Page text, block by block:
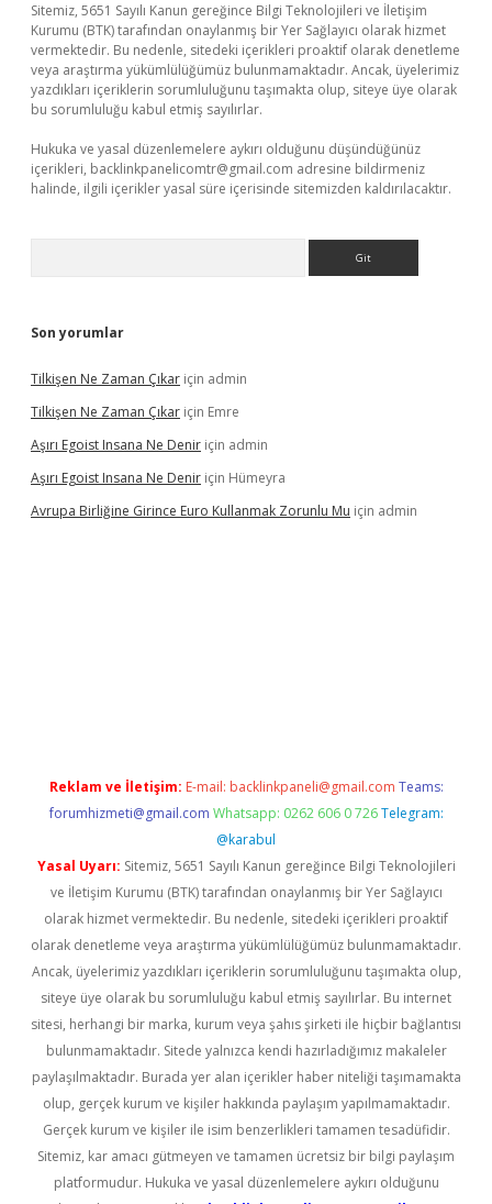
Sitemiz, 5651 Sayılı Kanun gereğince Bilgi Teknolojileri ve İletişim
Kurumu (BTK) tarafından onaylanmış bir Yer Sağlayıcı olarak hizmet
vermektedir. Bu nedenle, sitedeki içerikleri proaktif olarak denetleme
veya araştırma yükümlülüğümüz bulunmamaktadır. Ancak, üyelerimiz
yazdıkları içeriklerin sorumluluğunu taşımakta olup, siteye üye olarak
bu sorumluluğu kabul etmiş sayılırlar.
Hukuka ve yasal düzenlemelere aykırı olduğunu düşündüğünüz
içerikleri, backlinkpanelicomtr@gmail.com adresine bildirmeniz
halinde, ilgili içerikler yasal süre içerisinde sitemizden kaldırılacaktır.
Son yorumlar
Tilkişen Ne Zaman Çıkar için admin
Tilkişen Ne Zaman Çıkar için Emre
Aşırı Egoist Insana Ne Denir için admin
Aşırı Egoist Insana Ne Denir için Hümeyra
Avrupa Birliğine Girince Euro Kullanmak Zorunlu Mu için admin
Reklam ve İletişim: E-mail: backlinkpaneli@gmail.com Teams:
forumhizmeti@gmail.com Whatsapp: 0262 606 0 726 Telegram:
@karabul
Yasal Uyarı: Sitemiz, 5651 Sayılı Kanun gereğince Bilgi Teknolojileri
ve İletişim Kurumu (BTK) tarafından onaylanmış bir Yer Sağlayıcı
olarak hizmet vermektedir. Bu nedenle, sitedeki içerikleri proaktif
olarak denetleme veya araştırma yükümlülüğümüz bulunmamaktadır.
Ancak, üyelerimiz yazdıkları içeriklerin sorumluluğunu taşımakta olup,
siteye üye olarak bu sorumluluğu kabul etmiş sayılırlar. Bu internet
sitesi, herhangi bir marka, kurum veya şahıs şirketi ile hiçbir bağlantısı
bulunmamaktadır. Sitede yalnızca kendi hazırladığımız makaleler
paylaşılmaktadır. Burada yer alan içerikler haber niteliği taşımamakta
olup, gerçek kurum ve kişiler hakkında paylaşım yapılmamaktadır.
Gerçek kurum ve kişiler ile isim benzerlikleri tamamen tesadüfidir.
Sitemiz, kar amacı gütmeyen ve tamamen ücretsiz bir bilgi paylaşım
platformudur. Hukuka ve yasal düzenlemelere aykırı olduğunu